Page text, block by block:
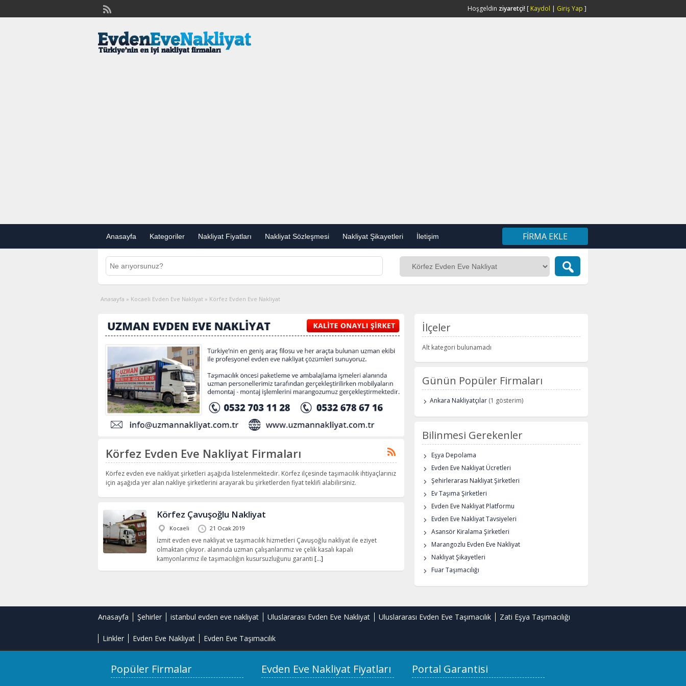
Hoşgeldin ziyaretçi! [ Kaydol | Giriş Yap ]
Anasayfa Kategoriler Nakliyat Fiyatları Nakliyat Sözleşmesi Nakliyat Şikayetleri İletişim FIRMA EKLE
Anasayfa » Kocaeli Evden Eve Nakliyat » Körfez Evden Eve Nakliyat
Körfez Evden Eve Nakliyat Firmaları
Körfez evden eve nakliyat şirketleri aşağıda listelenmektedir. Körfez ilçesinde taşımacılık ihtiyaçlarınız
için aşağıda yer alan nakliye şirketlerini arayarak bu şirketlerden fiyat teklifi alabilirsiniz.
Körfez Çavuşoğlu Nakliyat
Kocaeli 21 Ocak 2019
İzmit evden eve nakliyat ve taşımacılık hizmetleri Çavuşoğlu nakliyat ile eziyet
olmaktan çıkıyor. alanında uzman çalışanlarımız ve çelik kasalı kapalı
kamyonlarımız ile taşımacılığın kusursuzluğunu garanti […]
İlçeler
Alt kategori bulunamadı
Günün Popüler Firmaları
Ankara Nakliyatçılar (1 gösterim)
Bilinmesi Gerekenler
Eşya Depolama
Evden Eve Nakliyat Ücretleri
Şehirlerarası Nakliyat Şirketleri
Ev Taşıma Şirketleri
Evden Eve Nakliyat Platformu
Evden Eve Nakliyat Tavsiyeleri
Asansör Kiralama Şirketleri
Marangozlu Evden Eve Nakliyat
Nakliyat Şikayetleri
Fuar Taşımacılığı
Anasayfa Şehirler istanbul evden eve nakliyat Uluslararası Evden Eve Nakliyat Uluslararası Evden Eve Taşımacılık Zati Eşya Taşımacılığı
Linkler Evden Eve Nakliyat Evden Eve Taşımacılık
Popüler Firmalar Evden Eve Nakliyat Fiyatları Portal Garantisi